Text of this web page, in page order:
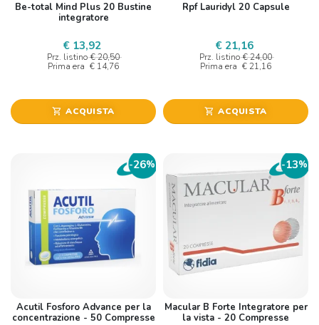
Be-total Mind Plus 20 Bustine
integratore
€ 13,92
Prz. listino € 20,50
Prima era € 14,76
shopping_cart ACQUISTA
Rpf Lauridyl 20 Capsule
€ 21,16
Prz. listino € 24,00
Prima era € 21,16
shopping_cart ACQUISTA
-26%
Acutil Fosforo Advance per la
concentrazione - 50 Compresse
-13%
Macular B Forte Integratore per
la vista - 20 Compresse